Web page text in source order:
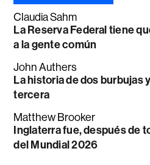
Claudia Sahm
La Reserva Federal tiene
a la gente común
John Authers
La historia de dos burbujas
tercera
Matthew Brooker
Inglaterra fue, después de
del Mundial 2026